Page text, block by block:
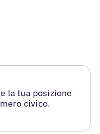
la tua posizione
civico.